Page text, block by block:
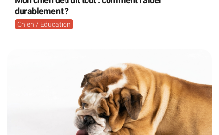
durablement ?
Chien / Education